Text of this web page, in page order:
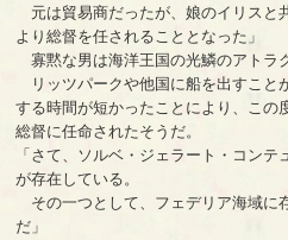
元は貿易商だったが、娘のイリスと
より総督を任されることとなった」
寡黙な男は海洋王国の光鱗のアトラ
リッツパークや他国に船を出すこと
する時間が短かったことにより、この
総督に任命されたそうだ。
「さて、ソルベ・ジェラート・コン
が存在している。
その一つとして、フェデリア海域に
だ」